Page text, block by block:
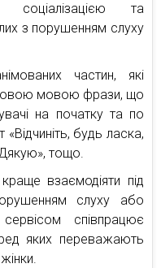
соціалізацією та
з порушенням слуху
частин, які
мовою фрази, що
на початку та по
будь ласка,
тощо.
взаємодіяти під
слуху або
співпрацює
яких переважають